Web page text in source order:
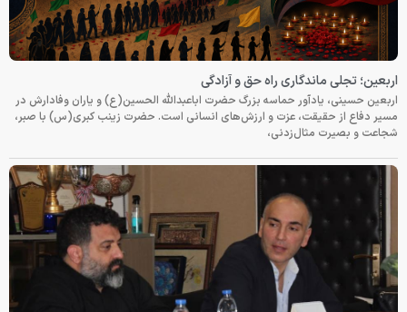
اربعین؛ تجلی ماندگاری راه حق و آزادگی
اربعین حسینی، یادآور حماسه بزرگ حضرت اباعبدالله الحسین(ع) و یاران وفادارش در
مسیر دفاع از حقیقت، عزت و ارزش‌های انسانی است. حضرت زینب کبری(س) با صبر،
شجاعت و بصیرت مثال‌زدنی،